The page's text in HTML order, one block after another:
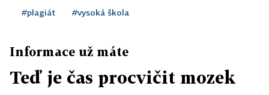
#plagiát #vysoká škola
Informace už máte
Teď je čas procvičit mozek